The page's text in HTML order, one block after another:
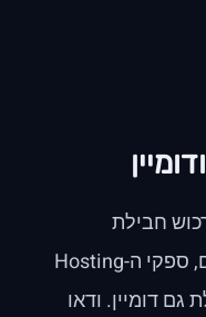
חבילת
Hosting ודומיין. ברוב המקרים, ספקי ה-Hosting
דומיין. ודאו